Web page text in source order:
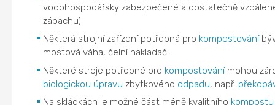
vodohospodářsky zabezpečené a dostatečně
zápachu).
Některá strojní zařízení potřebná pro kompostování
mostová váha, čelní nakladač.
Některé stroje potřebné pro kompostovánímohou
biologickou úpravu zbytkového odpadu, např.
Na skládkách je možné část méně kvalitního kompostu